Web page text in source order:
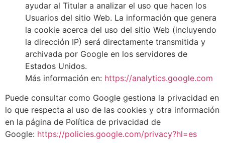
ayudar al Titular a analizar el uso que hacen los
Usuarios del sitio Web. La información que genera
la cookie acerca del uso del sitio Web (incluyendo
la dirección IP) será directamente transmitida y
archivada por Google en los servidores de
Estados Unidos.
Más información en: https://analytics.google.com
Puede consultar como Google gestiona la privacidad en
lo que respecta al uso de las cookies y otra información
en la página de Política de privacidad de
Google: https://policies.google.com/privacy?hl=es